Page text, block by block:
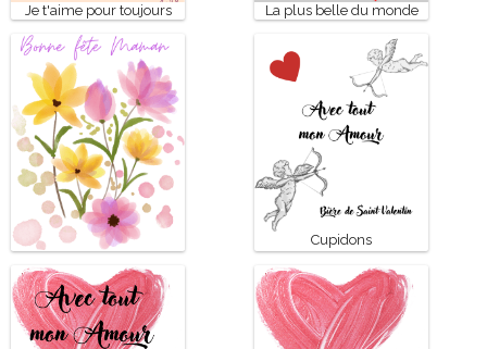
Je t'aime pour toujours La plus belle du monde
Bonne fête Maman
Cupidons